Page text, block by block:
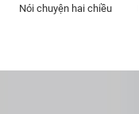
Nói chuyện hai chiều